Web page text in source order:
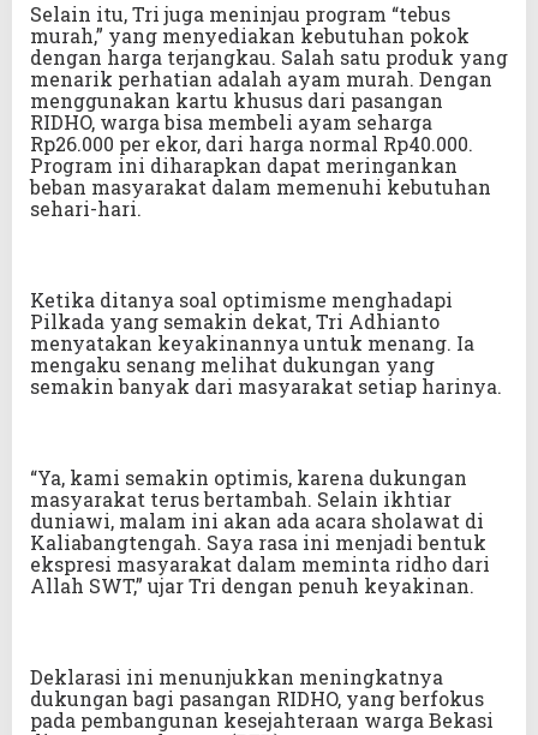
Selain itu, Tri juga meninjau program “tebus
murah,” yang menyediakan kebutuhan pokok
dengan harga terjangkau. Salah satu produk yang
menarik perhatian adalah ayam murah. Dengan
menggunakan kartu khusus dari pasangan
RIDHO, warga bisa membeli ayam seharga
Rp26.000 per ekor, dari harga normal Rp40.000.
Program ini diharapkan dapat meringankan
beban masyarakat dalam memenuhi kebutuhan
sehari-hari.
Ketika ditanya soal optimisme menghadapi
Pilkada yang semakin dekat, Tri Adhianto
menyatakan keyakinannya untuk menang. Ia
mengaku senang melihat dukungan yang
semakin banyak dari masyarakat setiap harinya.
“Ya, kami semakin optimis, karena dukungan
masyarakat terus bertambah. Selain ikhtiar
duniawi, malam ini akan ada acara sholawat di
Kaliabangtengah. Saya rasa ini menjadi bentuk
ekspresi masyarakat dalam meminta ridho dari
Allah SWT,” ujar Tri dengan penuh keyakinan.
Deklarasi ini menunjukkan meningkatnya
dukungan bagi pasangan RIDHO, yang berfokus
pada pembangunan kesejahteraan warga Bekasi